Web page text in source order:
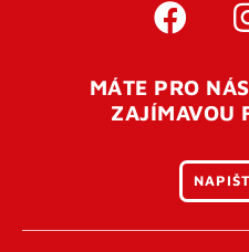
MÁTE PRO
ZAJÍMAVOU